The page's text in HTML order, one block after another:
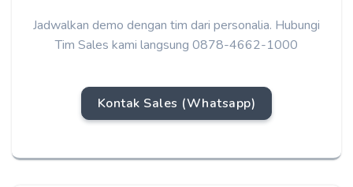
Jadwalkan demo dengan tim dari personalia. Hubungi
Tim Sales kami langsung 0878-4662-1000
Kontak Sales (Whatsapp)